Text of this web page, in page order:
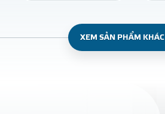
XEM SẢN PHẨM KHÁC